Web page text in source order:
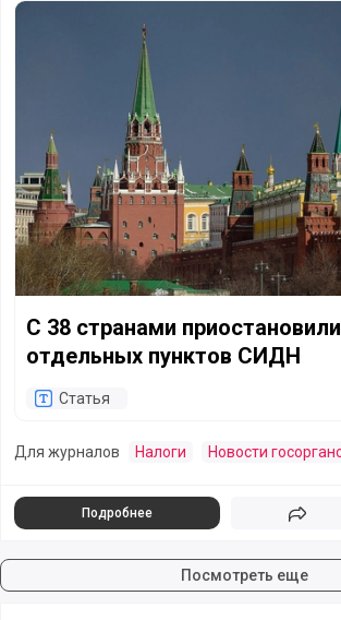
С 38 странами приостановили
С 38 странами
отдельных пунктов СИДН
Статья
Для журналов Налоги Новости
Подробнее
Посмотреть еще